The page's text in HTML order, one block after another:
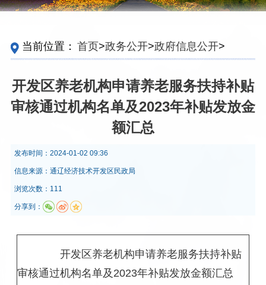
当前位置： 首页>政务公开>政府信息公开>
定主动公开内容>重点领域信息>养老服务>行
开发区养老机构申请养老服务扶持补贴
审核通过机构名单及2023年补贴发放金
额汇总
发布时间： 2024-01-02 09:36
信息来源： 通辽经济技术开发区民政局
浏览次数：111
分享到：
开发区养老机构申请养老服务扶持补贴
审核通过机构名单及2023年补贴发放金额汇总